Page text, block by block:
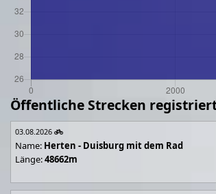
Öffentliche Strecken
03.08.2026
Name: Herten - Duisburg mit dem Rad
Länge:48662m